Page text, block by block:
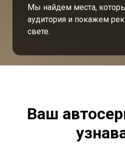
Мы найдем места,
аудитория и покажем
свете.
Ваш